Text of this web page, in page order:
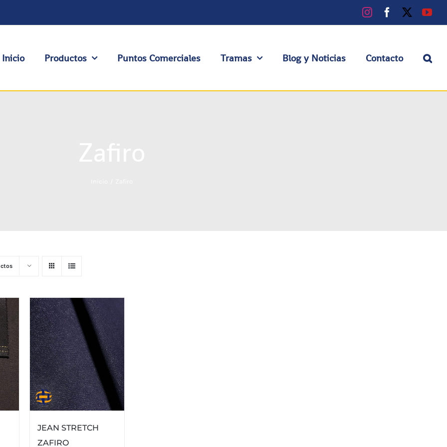
InstagramFacebook
Inicio Productos Puntos Comerciales Tramas Blog y Noticias Contacto
JEAN STRETCH
ZAFIRO